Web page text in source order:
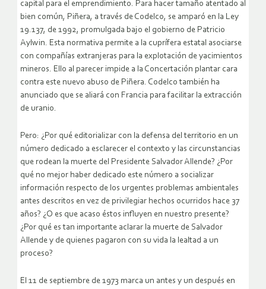
capital para el emprendimiento. Para hacer tamaño atentado al
bien común, Piñera, a través de Codelco, se amparó en la Ley
19.137, de 1992, promulgada bajo el gobierno de Patricio
Aylwin. Esta normativa permite a la cuprífera estatal asociarse
con compañías extranjeras para la explotación de yacimientos
mineros. Ello al parecer impide a la Concertación plantar cara
contra este nuevo abuso de Piñera. Codelco también ha
anunciado que se aliará con Francia para facilitar la extracción
de uranio.
Pero: ¿Por qué editorializar con la defensa del territorio en un
número dedicado a esclarecer el contexto y las circunstancias
que rodean la muerte del Presidente Salvador Allende? ¿Por
qué no mejor haber dedicado este número a socializar
información respecto de los urgentes problemas ambientales
antes descritos en vez de privilegiar hechos ocurridos hace 37
años? ¿O es que acaso éstos influyen en nuestro presente?
¿Por qué es tan importante aclarar la muerte de Salvador
Allende y de quienes pagaron con su vida la lealtad a un
proceso?
El 11 de septiembre de 1973 marca un antes y un después en